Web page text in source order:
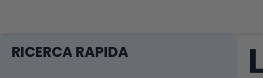
RICERCA RAPIDA